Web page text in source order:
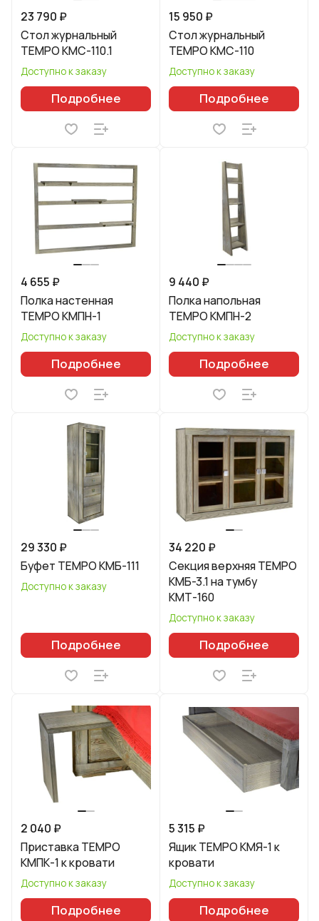
23 790 ₽
Стол журнальный
TEMPO КМС-110.1
Доступно к заказу
Подробнее
15 950 ₽
Стол журнальный
TEMPO КМС-110
Доступно к заказу
Подробнее
4 655 ₽
Полка настенная
TEMPO КМПН-1
Доступно к заказу
Подробнее
9 440 ₽
Полка напольная
TEMPO КМПН-2
Доступно к заказу
Подробнее
29 330 ₽
Буфет TEMPO КМБ-111
Доступно к заказу
Подробнее
34 220 ₽
Секция верхняя TEMPO
КМБ-3.1 на тумбу
КМТ-160
Доступно к заказу
Подробнее
2 040 ₽
Приставка TEMPO
КМПК-1 к кровати
Доступно к заказу
Подробнее
5 315 ₽
Ящик TEMPO КМЯ-1 к
кровати
Доступно к заказу
Подробнее